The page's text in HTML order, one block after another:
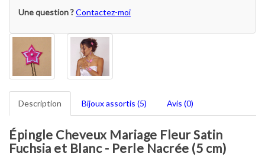
Une question ?Contactez-moi
Description Bijoux assortis (5) Avis (0)
Épingle Cheveux Mariage Fleur Satin
Fuchsia et Blanc - Perle Nacrée (5 cm)